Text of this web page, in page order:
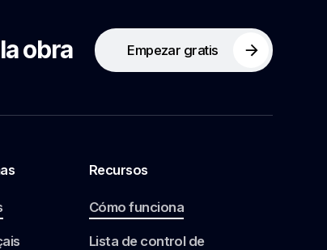
obra Empezar gratis
Recursos
Cómo funciona
Lista de control de